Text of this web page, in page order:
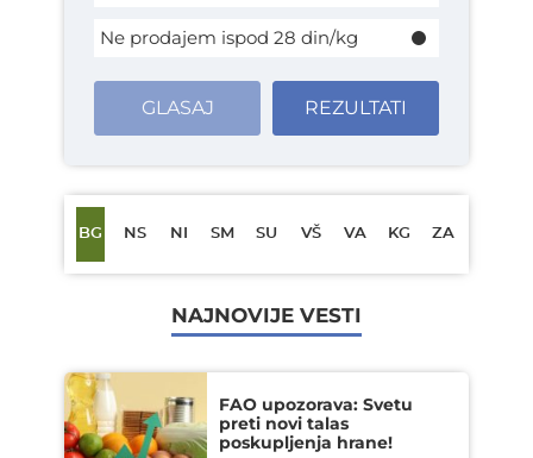
Ne prodajem ispod 28 din/kg
GLASAJ REZULTATI
BG NS NI SM SU VŠ VA KG ZA
NAJNOVIJE VESTI
FAO upozorava: Svetu
preti novi talas
poskupljenja hrane!